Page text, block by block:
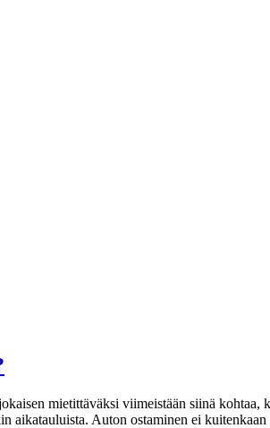
mietittäväksi viimeistään siinä
aikatauluista. Auton ostaminen ei